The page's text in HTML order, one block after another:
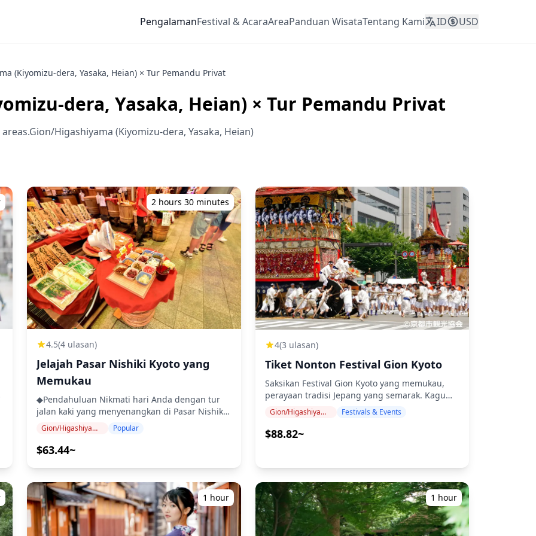
PengalamanFestival & AcaraAreaPanduan WisataTentang Kami ID USD
(Kiyomizu-dera, Yasaka, Heian) × Tur Pemandu Privat
dera, Yasaka, Heian) × Tur Pemandu Privat
Higashiyama (Kiyomizu-dera, Yasaka, Heian)
2 hours 30 minutes
4.5(4 ulasan)
Jelajah Pasar Nishiki Kyoto yang
Memukau
◆Pendahuluan Nikmati hari Anda dengan tur
jalan kaki yang menyenangkan di Pasar Nishiki
Kyoto. Ini adalah kesempatan sempurna untuk
menyelami dunia kuliner Jepang lokal sambil
menjelajahi permata tersembunyi yang
santai melalui distrik Gion yang bersejarah, lalu
cicipi hidangan lezat di pasar berusia 400
tahun! ◆Termasuk ・Tur 2,5 jam dengan
pemandu lokal ・Foto tur ・1 jajanan kaki lima
◆Tidak Termasuk ・Makanan dan minuman
tambahan (Tersedia untuk dibeli) ◆Jadwal
Gion/Higashiyama (Kiyomizu-dera, Yasaka, Heian) Popular
$63.44~
4(3 ulasan)
Tiket Nonton Festival Gion Kyoto
Saksikan Festival Gion Kyoto yang memukau,
perayaan tradisi Jepang yang semarak. Kagumi
arak-arakan warna-warni, musik tradisional,
dan pertunjukan yang memesona. Pesan
sebelum tiket habis! Saksikan Prosesi Arak-
legendaris di Jepang, Prosesi Arak-arakan Gion
dipesan dengan visibilitas yang sangat baik.
Tradisi berusia berabad-abad ini diadakan dua
kali: ・Saki Matsuri (menampilkan 23
Yamaboko): 17 Juli ・Ato Matsuri (menampilkan
Gion/Higashiyama (Kiyomizu-dera, Yasaka, Heian) Festivals & Events
$88.82~
1 hour 1 hour